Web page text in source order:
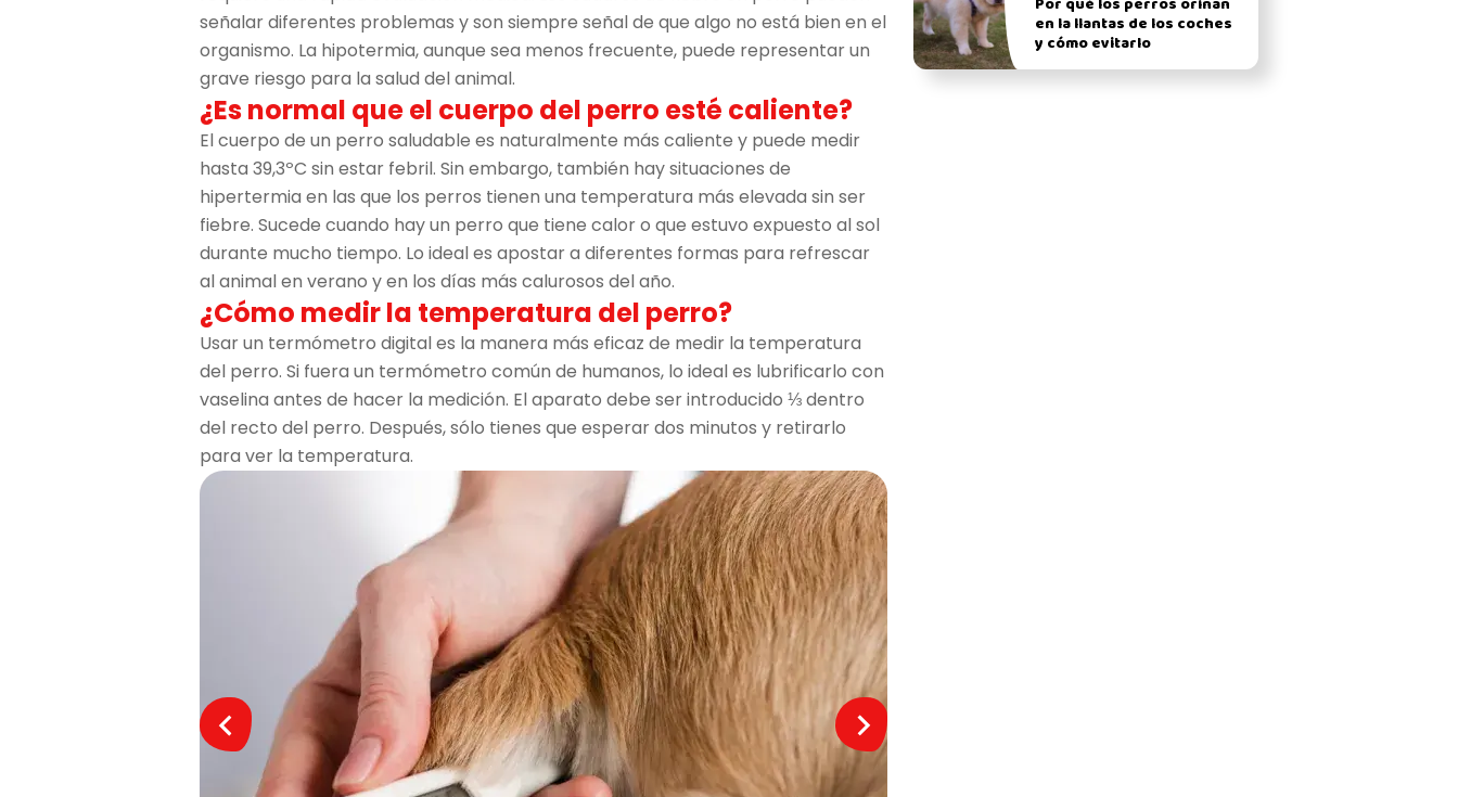
señalar diferentes problemas y son siempre señal de que algo no está bien en el
organismo. La hipotermia, aunque sea menos frecuente, puede representar un
grave riesgo para la salud del animal.
¿Es normal que el cuerpo del perro esté caliente?
El cuerpo de un perro saludable es naturalmente más caliente y puede medir
hasta 39,3ºC sin estar febril. Sin embargo, también hay situaciones de
hipertermia en las que los perros tienen una temperatura más elevada sin ser
fiebre. Sucede cuando hay un perro que tiene calor o que estuvo expuesto al sol
durante mucho tiempo. Lo ideal es apostar a diferentes formas para refrescar
al animal en verano y en los días más calurosos del año.
¿Cómo medir la temperatura del perro?
Usar un termómetro digital es la manera más eficaz de medir la temperatura
del perro. Si fuera un termómetro común de humanos, lo ideal es lubrificarlo con
vaselina antes de hacer la medición. El aparato debe ser introducido ⅓ dentro
del recto del perro. Después, sólo tienes que esperar dos minutos y retirarlo
para ver la temperatura.
en la llantas de los coches
y cómo evitarlo